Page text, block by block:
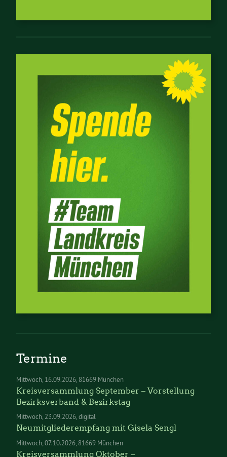
Termine
Mittwoch 16.09.2026 81669 München
Kreisversammlung September – Vorstellung
Bezirksverband & Bezirkstag
Mittwoch 23.09.2026 digital
Neumitgliederempfang mit Gisela Sengl
Mittwoch 07.10.2026 81669 München
Kreisversammlung Oktober –